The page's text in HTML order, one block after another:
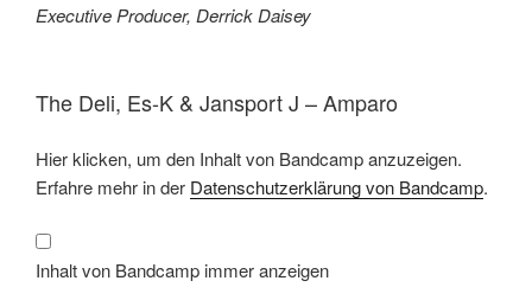
Executive Producer, Derrick Daisey
The Deli, Es-K & Jansport J – Amparo
Inhalt
von
Bandcamp
anzeigen
Hier klicken, um den Inhalt von Bandcamp anzuzeigen.
Erfahre mehr in der Datenschutzerklärung von Bandcamp.
Inhalt von Bandcamp immer anzeigen